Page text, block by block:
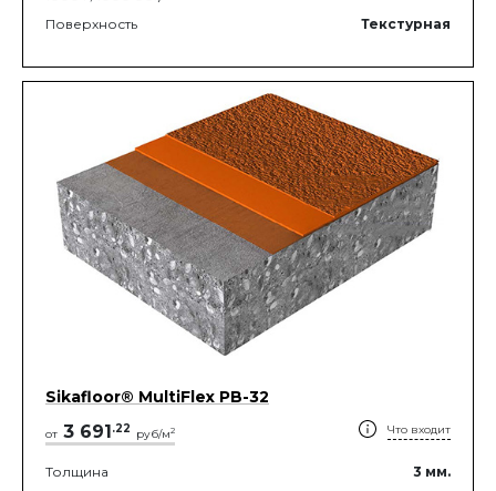
Поверхность Текстурная
Sikafloor® MultiFlex PB-32
от 3 691.22 руб/м2 Что входит
Толщина 3 мм.